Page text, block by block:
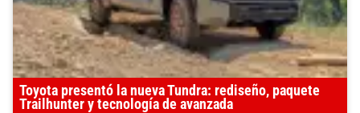
Toyota presentó la nueva Tundra: rediseño, paquete
Trailhunter y tecnología de avanzada